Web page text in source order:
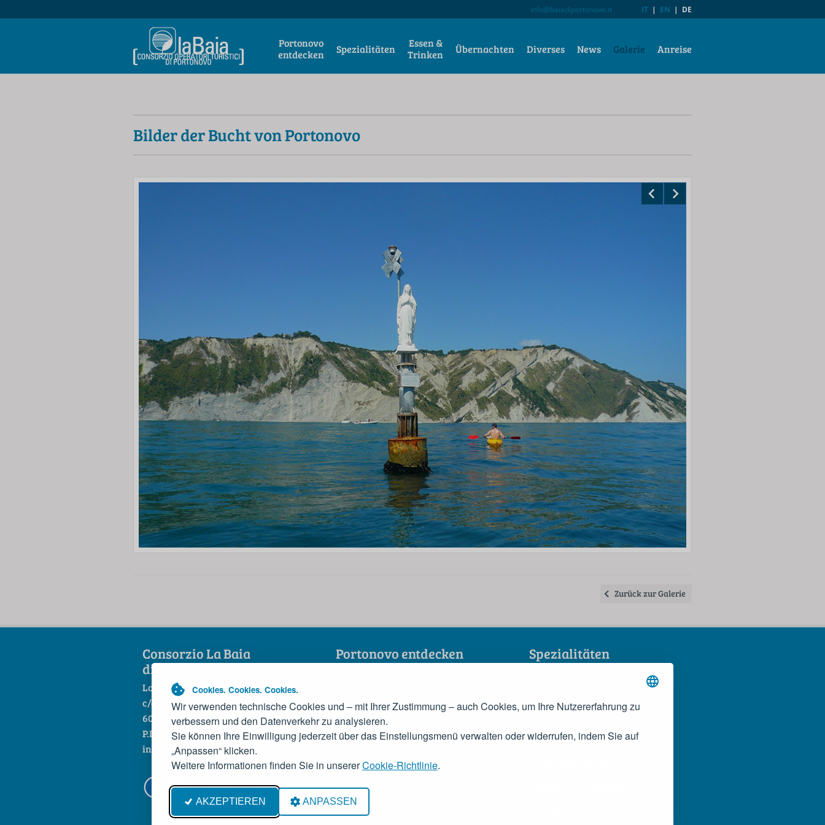
Cookies. Cookies. Cookies.
Wir verwenden technische Cookies und – mit Ihrer Zustimmung – auch Cookies, um Ihre Nutzererfahrung zu
verbessern und den Datenverkehr zu analysieren.
Sie können Ihre Einwilligung jederzeit über das Einstellungsmenü verwalten oder widerrufen, indem Sie auf
„Anpassen“ klicken.
Weitere Informationen finden Sie in unsererCookie-Richtlinie.
AKZEPTIEREN ANPASSEN
info@baiadiportonovo.it IT | EN | DE
Portonovo
entdecken
Spezialitäten
Essen &
Trinken
Übernachten Diverses News Galerie Anreise
Bilder der Bucht von Portonovo
Zurück zur Galerie
Consorzio La Baia
di Portonovo scarl
Loc. Portonovo
c/o Hotel La Fonte
60129 Ancona
P.IVA 01444860421
info@baiadiportonovo.it
Credits Privacy
Portonovo entdecken
Sehenswürdigkeiten
Die Riviera del Conero
Das Konsortium
News
Anreise
Spezialitäten
Der Rosso Conero